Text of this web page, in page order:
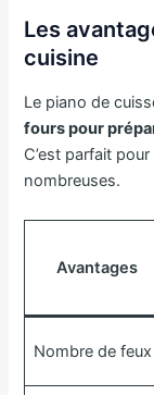
Les
cuisine
Le piano de
fours pour
C’est parfait
nombreuses.
Avantages
Nombre de feux